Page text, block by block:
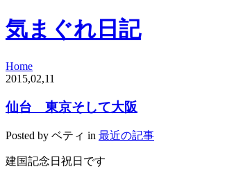
気まぐれ日記
Home
2015,02,11
仙台 東京そして大阪
Posted by ベティ in 最近の記事
建国記念日祝日です